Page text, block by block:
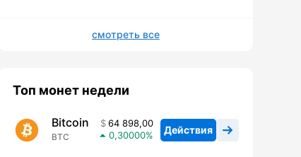
смотреть все
Топ монет недели
Bitcoin
BTC
64 898,00
0,30000
Действия